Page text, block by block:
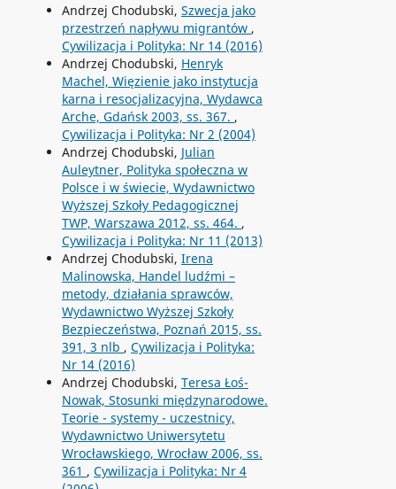
Andrzej Chodubski, Szwecja jako
przestrzeń napływu migrantów ,
Cywilizacja i Polityka: Nr 14 (2016)
Andrzej Chodubski, Henryk
Machel, Więzienie jako instytucja
karna i resocjalizacyjna, Wydawca
Arche, Gdańsk 2003, ss. 367. ,
Cywilizacja i Polityka: Nr 2 (2004)
Andrzej Chodubski, Julian
Auleytner, Polityka społeczna w
Polsce i w świecie, Wydawnictwo
Wyższej Szkoły Pedagogicznej
TWP, Warszawa 2012, ss. 464. ,
Cywilizacja i Polityka: Nr 11 (2013)
Andrzej Chodubski, Irena
Malinowska, Handel ludźmi –
metody, działania sprawców,
Wydawnictwo Wyższej Szkoły
Bezpieczeństwa, Poznań 2015, ss.
391, 3 nlb , Cywilizacja i Polityka:
Nr 14 (2016)
Andrzej Chodubski, Teresa Łoś-
Nowak, Stosunki międzynarodowe.
Teorie - systemy - uczestnicy,
Wydawnictwo Uniwersytetu
Wrocławskiego, Wrocław 2006, ss.
361 , Cywilizacja i Polityka: Nr 4